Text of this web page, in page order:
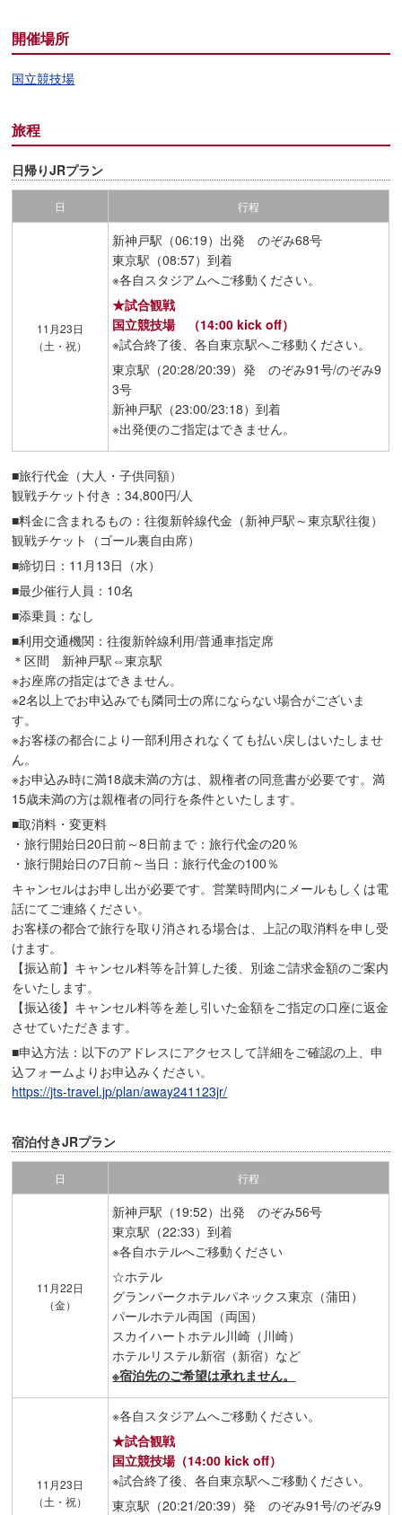
開催場所
国立競技場
旅程
日帰りJRプラン
日 行程
11月23日
（土・祝）
新神戸駅（06:19）出発 のぞみ68号
東京駅（08:57）到着
※各自スタジアムへご移動ください。
★試合観戦
国立競技場 （14:00 kick off）
※試合終了後、各自東京駅へご移動ください。
東京駅（20:28/20:39）発 のぞみ91号/のぞみ9
3号
新神戸駅（23:00/23:18）到着
※出発便のご指定はできません。
■旅行代金（大人・子供同額）
観戦チケット付き：34,800円/人
■料金に含まれるもの：往復新幹線代金（新神戸駅～東京駅往復）
観戦チケット（ゴール裏自由席）
■締切日：11月13日（水）
■最少催行人員：10名
■添乗員：なし
■利用交通機関：往復新幹線利用/普通車指定席
＊区間 新神戸駅⇔東京駅
※お座席の指定はできません。
※2名以上でお申込みでも隣同士の席にならない場合がございま
す。
※お客様の都合により一部利用されなくても払い戻しはいたしませ
ん。
※お申込み時に満18歳未満の方は、親権者の同意書が必要です。満
15歳未満の方は親権者の同行を条件といたします。
■取消料・変更料
・旅行開始日20日前～8日前まで：旅行代金の20％
・旅行開始日の7日前～当日：旅行代金の100％
キャンセルはお申し出が必要です。営業時間内にメールもしくは電
話にてご連絡ください。
お客様の都合で旅行を取り消される場合は、上記の取消料を申し受
けます。
【振込前】キャンセル料等を計算した後、別途ご請求金額のご案内
をいたします。
【振込後】キャンセル料等を差し引いた金額をご指定の口座に返金
させていただきます。
■申込方法：以下のアドレスにアクセスして詳細をご確認の上、申
込フォームよりお申込みください。
https://jts-travel.jp/plan/away241123jr/
宿泊付きJRプラン
日 行程
11月22日
（金）
新神戸駅（19:52）出発 のぞみ56号
東京駅（22:33）到着
※各自ホテルへご移動ください
☆ホテル
グランパークホテルパネックス東京（蒲田）
パールホテル両国（両国）
スカイハートホテル川崎（川崎）
ホテルリステル新宿（新宿）など
※宿泊先のご希望は承れません。
11月23日
（土・祝）
※各自スタジアムへご移動ください。
★試合観戦
国立競技場（14:00 kick off）
※試合終了後、各自東京駅へご移動ください。
東京駅（20:21/20:39）発 のぞみ91号/のぞみ9